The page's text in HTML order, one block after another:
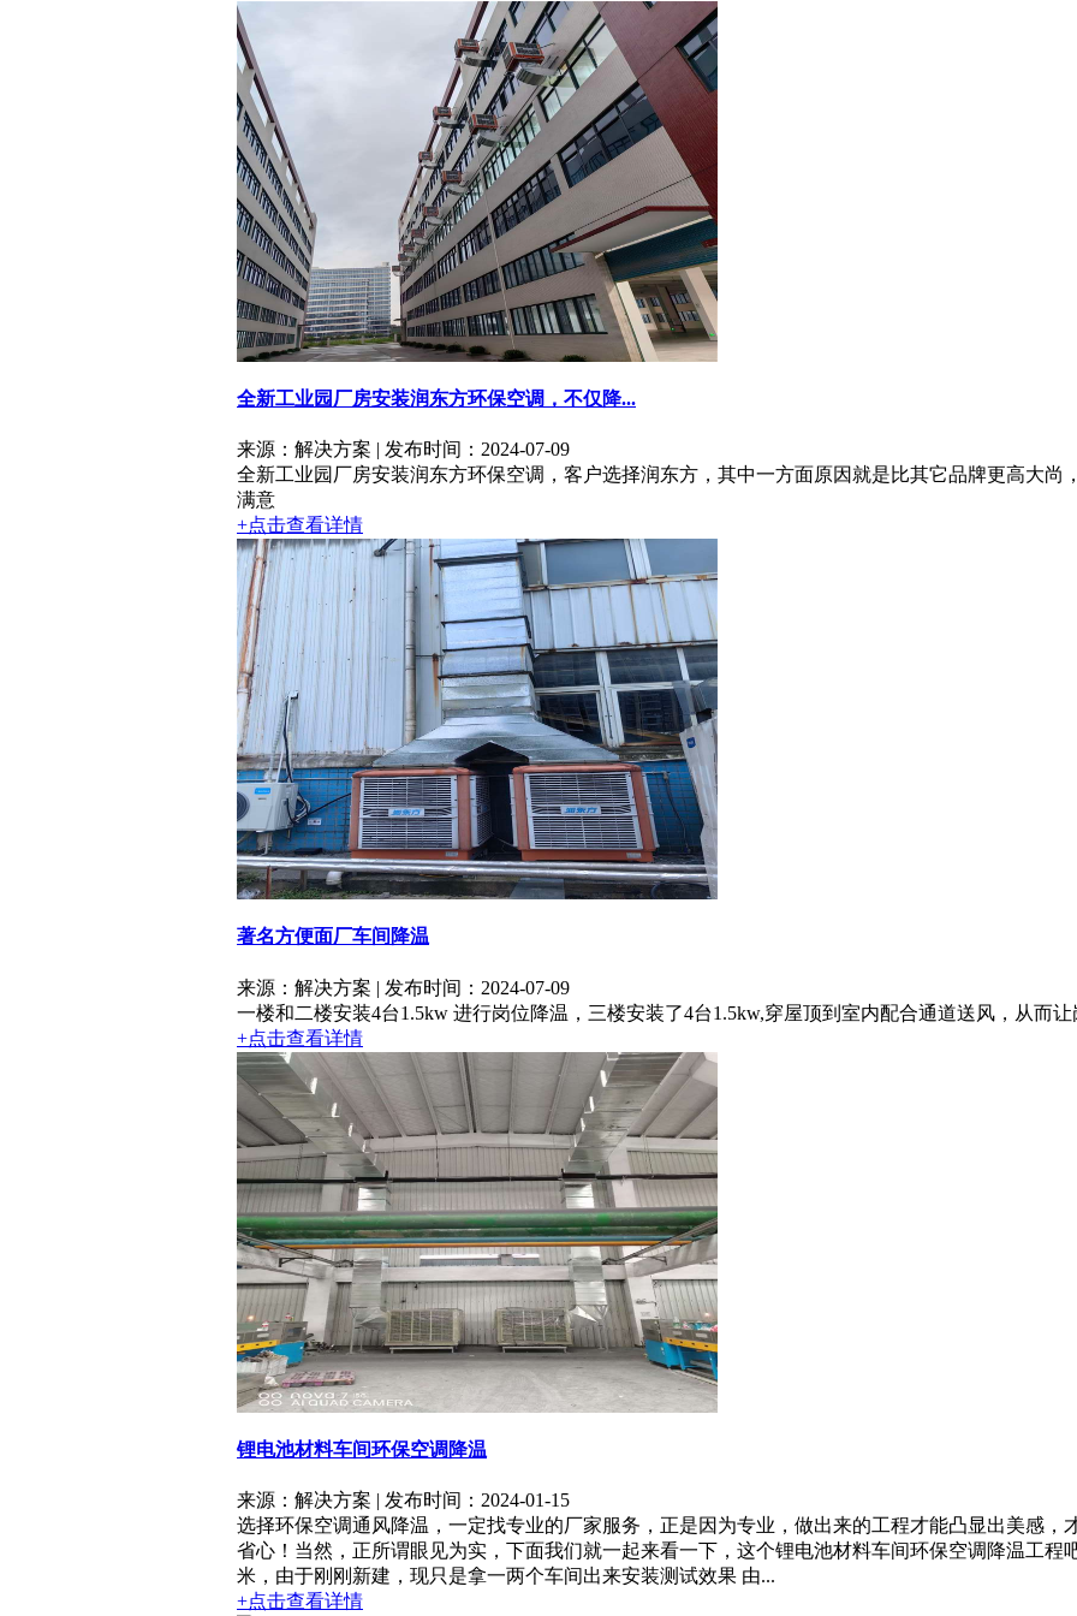
全新工业园厂房安装润东方环保空调，不仅降...
来源：解决方案 | 发布时间：2024-07-09
全新工业园厂房安装润东方环保空调，客户选择润东方，其中一方面原因就是比其它品牌更高大尚
满意
+点击查看详情
著名方便面厂车间降温
来源：解决方案 | 发布时间：2024-07-09
一楼和二楼安装4台1.5kw 进行岗位降温，三楼安装了4台1.5kw,穿屋顶到室内配合通道送风，从而
+点击查看详情
锂电池材料车间环保空调降温
来源：解决方案 | 发布时间：2024-01-15
选择环保空调通风降温，一定找专业的厂家服务，正是因为专业，做出来的工程才能凸显出美感，
省心！当然，正所谓眼见为实，下面我们就一起来看一下，这个锂电池材料车间环保空调降温工程
米，由于刚刚新建，现只是拿一两个车间出来安装测试效果 由...
+点击查看详情